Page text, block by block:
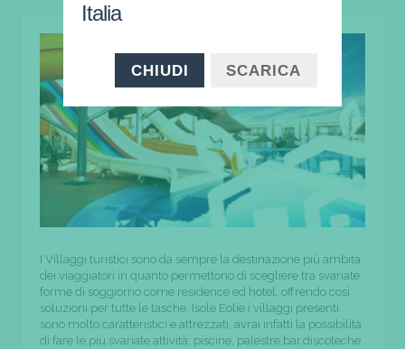
I Villaggi turistici sono da sempre la destinazione più ambita
dei viaggiatori in quanto permettono di scegliere tra svariate
forme di soggiorno come residence ed hotel, offrendo così
soluzioni per tutte le tasche. Isole Eolie i villaggi presenti
sono molto caratteristici e attrezzati, avrai infatti la possibilità
di fare le più svariate attività: piscine, palestre,bar,discoteche
Italia
CHIUDI SCARICA